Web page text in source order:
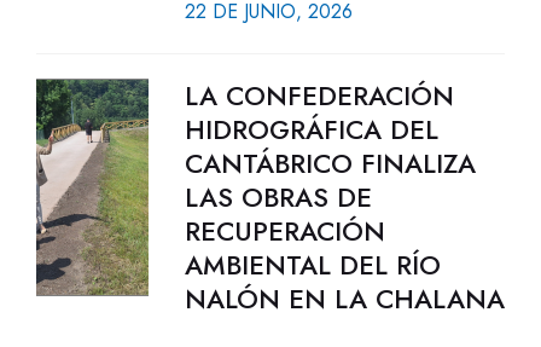
22 DE JUNIO, 2026
LA CONFEDERACIÓN
HIDROGRÁFICA DEL
CANTÁBRICO FINALIZA
LAS OBRAS DE
RECUPERACIÓN
AMBIENTAL DEL RÍO
NALÓN EN LA CHALANA